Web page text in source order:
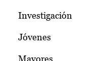
Investigación
Jóvenes
Mayores